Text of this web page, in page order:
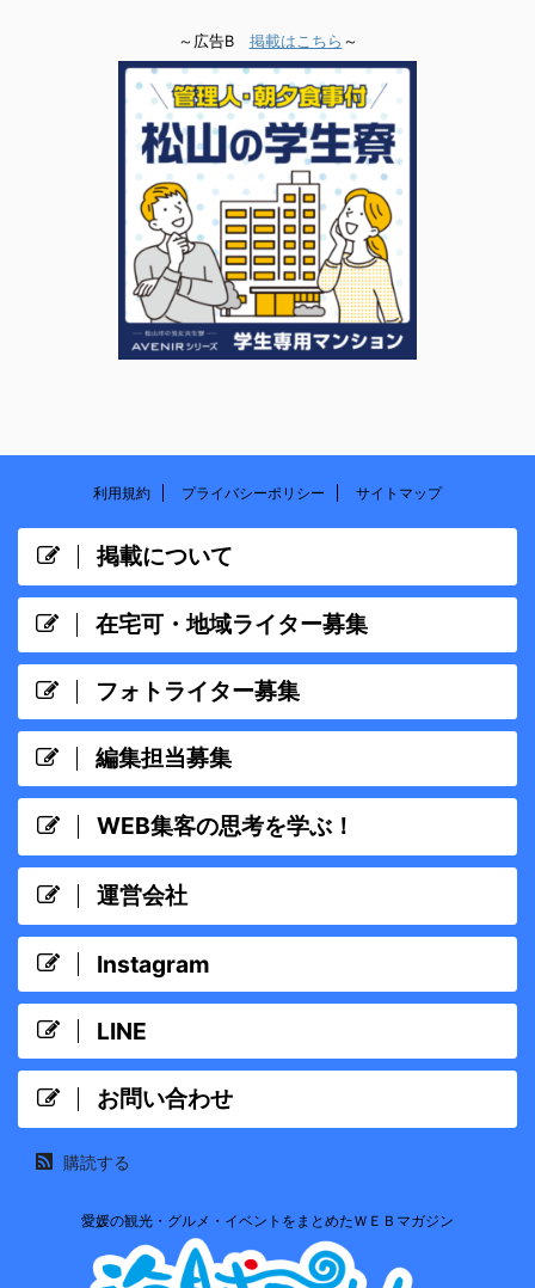
～広告B 掲載はこちら ～
利用規約 プライバシーポリシー サイトマップ
掲載について
在宅可・地域ライター募集
フォトライター募集
編集担当募集
WEB集客の思考を学ぶ！
運営会社
Instagram
LINE
お問い合わせ
購読する
愛媛の観光・グルメ・イベントをまとめたＷＥＢマガジン